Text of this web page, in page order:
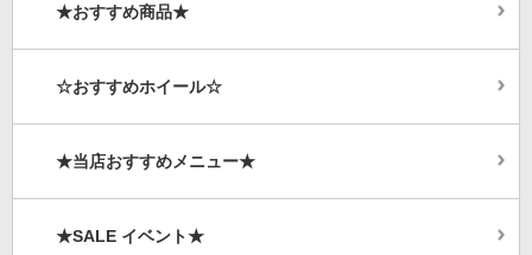
★おすすめ商品★
☆おすすめホイール☆
★当店おすすめメニュー★
★SALE イベント★